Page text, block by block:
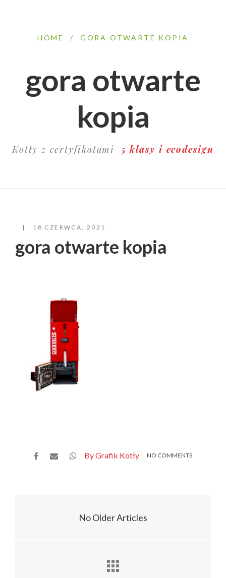
HOME / GORA OTWARTE KOPIA
gora otwarte
kopia
Kotły z certyfikatami 5 klasy i ecodesign
18 CZERWCA, 2021
gora otwarte kopia
By Grafik Kotły NO COMMENTS
No Older Articles